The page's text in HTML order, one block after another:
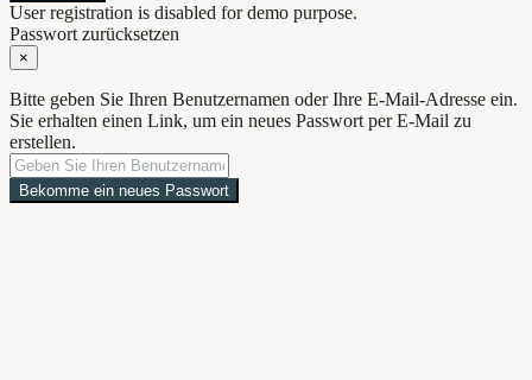
User registration is disabled for demo purpose.
Passwort zurücksetzen
×
Bitte geben Sie Ihren Benutzernamen oder Ihre E-Mail-Adresse ein.
Sie erhalten einen Link, um ein neues Passwort per E-Mail zu
erstellen.
Bekomme ein neues Passwort